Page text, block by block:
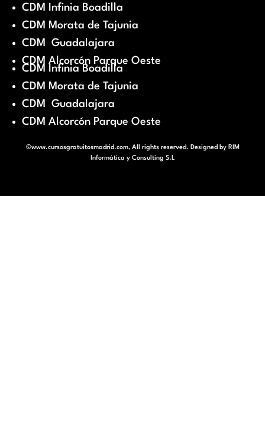
CDM Infinia Boadilla
CDM Morata de Tajunia
CDM Guadalajara
CDM Alcorcón Parque Oeste
CDM Infinia Boadilla
CDM Morata de Tajunia
CDM Guadalajara
CDM Alcorcón Parque Oeste
©www.cursosgratuitosmadrid.com, All rights reserved. Designed by RIM
Informática y Consulting S.L